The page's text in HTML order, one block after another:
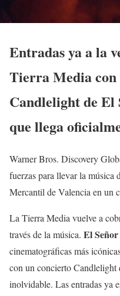
Entradas ya a la
Tierra Media
Candlelight de El
que llega
Warner Bros. Discovery
fuerzas para llevar la
Mercantil de Valencia en un
La Tierra Media vuelve a
través de la música. El
cinematográficas más
con un concierto Candlelight
inolvidable. Las entradas ya